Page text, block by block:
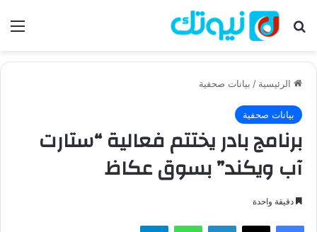
بحث عن
الرئيسية / بيانات صحفية
بيانات صحفية
برنامج بادر يختتم فعالية “ستارت
آب ويكند” بسوق عكاظ
دقيقة واحدة
فيسبوك لينكدإن واتساب